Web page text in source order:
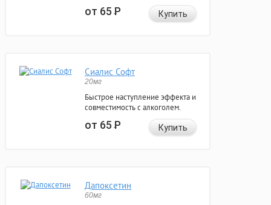
от 65Р Купить
Сиалис Софт
20мг
Быстрое наступление эффекта и
совместимость с алкоголем.
от 65Р Купить
Дапоксетин
60мг